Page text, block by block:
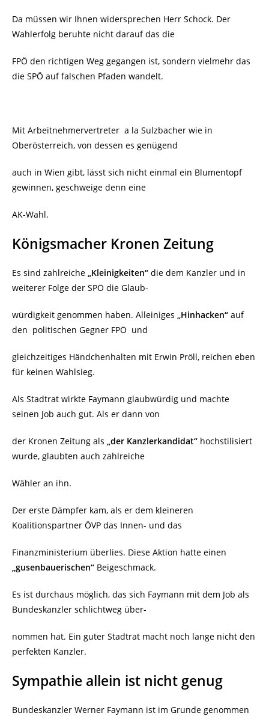
Da müssen wir Ihnen widersprechen Herr Schock. Der
Wahlerfolg beruhte nicht darauf das die
FPÖ den richtigen Weg gegangen ist, sondern vielmehr das
die SPÖ auf falschen Pfaden wandelt.
Mit Arbeitnehmervertreter a la Sulzbacher wie in
Oberösterreich, von dessen es genügend
auch in Wien gibt, lässt sich nicht einmal ein Blumentopf
gewinnen, geschweige denn eine
AK-Wahl.
Königsmacher Kronen Zeitung
Es sind zahlreiche „Kleinigkeiten“ die dem Kanzler und in
weiterer Folge der SPÖ die Glaub-
würdigkeit genommen haben. Alleiniges „Hinhacken“ auf
den politischen Gegner FPÖ und
gleichzeitiges Händchenhalten mit Erwin Pröll, reichen eben
für keinen Wahlsieg.
Als Stadtrat wirkte Faymann glaubwürdig und machte
seinen Job auch gut. Als er dann von
der Kronen Zeitung als „der Kanzlerkandidat“ hochstilisiert
wurde, glaubten auch zahlreiche
Wähler an ihn.
Der erste Dämpfer kam, als er dem kleineren
Koalitionspartner ÖVP das Innen- und das
Finanzministerium überlies. Diese Aktion hatte einen
„gusenbauerischen“ Beigeschmack.
Es ist durchaus möglich, das sich Faymann mit dem Job als
Bundeskanzler schlichtweg über-
nommen hat. Ein guter Stadtrat macht noch lange nicht den
perfekten Kanzler.
Sympathie allein ist nicht genug
Bundeskanzler Werner Faymann ist im Grunde genommen